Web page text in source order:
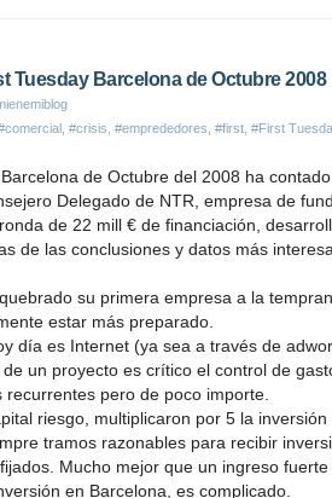
Tuesday Barcelona de Octubre 2008
#crisis #emprededores #first #First
de Octubre del 2008 ha
Delegado de NTR, empresa de
de 22 mill € de financiación,
de las conclusiones y datos más
su primera empresa a la
estar más preparado.
día es Internet (ya sea a través de
un proyecto es crítico el control de
pero de poco importe.
riesgo, multiplicaron por 5 la
tramos razonables para recibir
Mucho mejor que un ingreso
en Barcelona, es complicado.